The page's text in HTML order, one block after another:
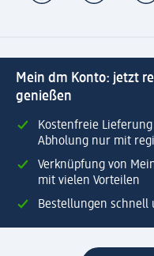
Mein dm Konto: jetzt
genießen
Kostenfreie
Abholung nur mit
Verknüpfung von
mit vielen Vorteilen
Bestellungen schnell